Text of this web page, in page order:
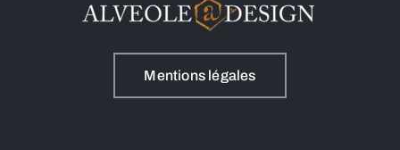
Mentions légales